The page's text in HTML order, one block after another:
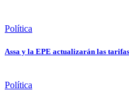
Política
Assa y la EPE actualizarán las
Política